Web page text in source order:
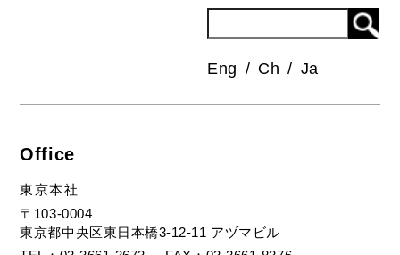
Eng Ch Ja
Office
東京本社
〒103-0004
東京都中央区東日本橋3-12-11 アヅマビル